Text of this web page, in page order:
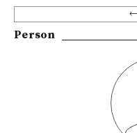
Person